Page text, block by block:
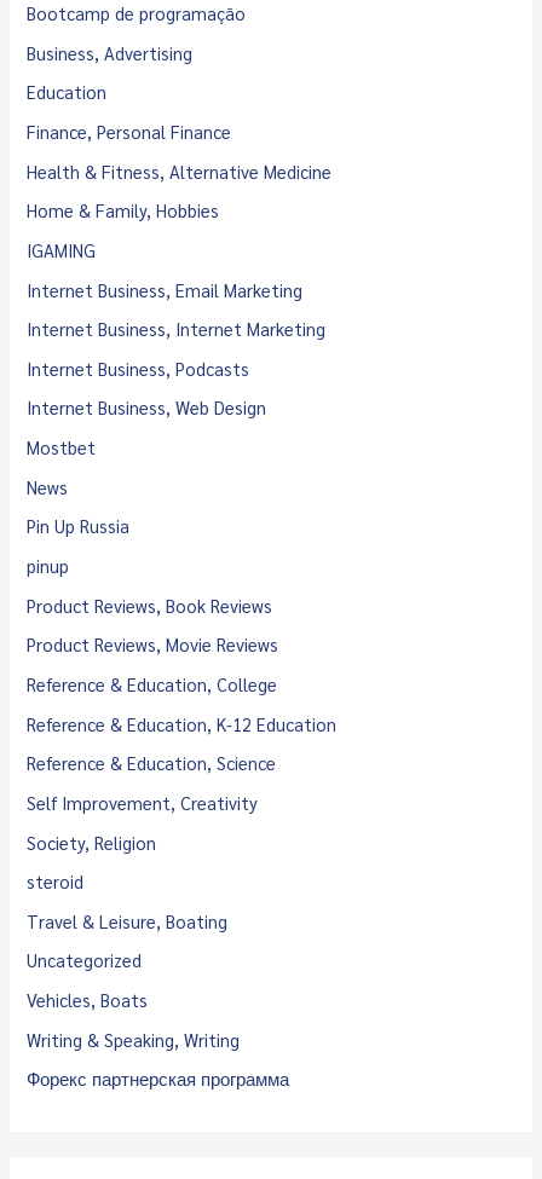
Bootcamp de programação
Business, Advertising
Education
Finance, Personal Finance
Health & Fitness, Alternative Medicine
Home & Family, Hobbies
IGAMING
Internet Business, Email Marketing
Internet Business, Internet Marketing
Internet Business, Podcasts
Internet Business, Web Design
Mostbet
News
Pin Up Russia
pinup
Product Reviews, Book Reviews
Product Reviews, Movie Reviews
Reference & Education, College
Reference & Education, K-12 Education
Reference & Education, Science
Self Improvement, Creativity
Society, Religion
steroid
Travel & Leisure, Boating
Uncategorized
Vehicles, Boats
Writing & Speaking, Writing
Форекс партнерская программа